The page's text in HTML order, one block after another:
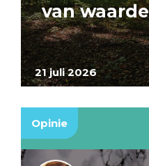
21 juli 2026
van
Opinie